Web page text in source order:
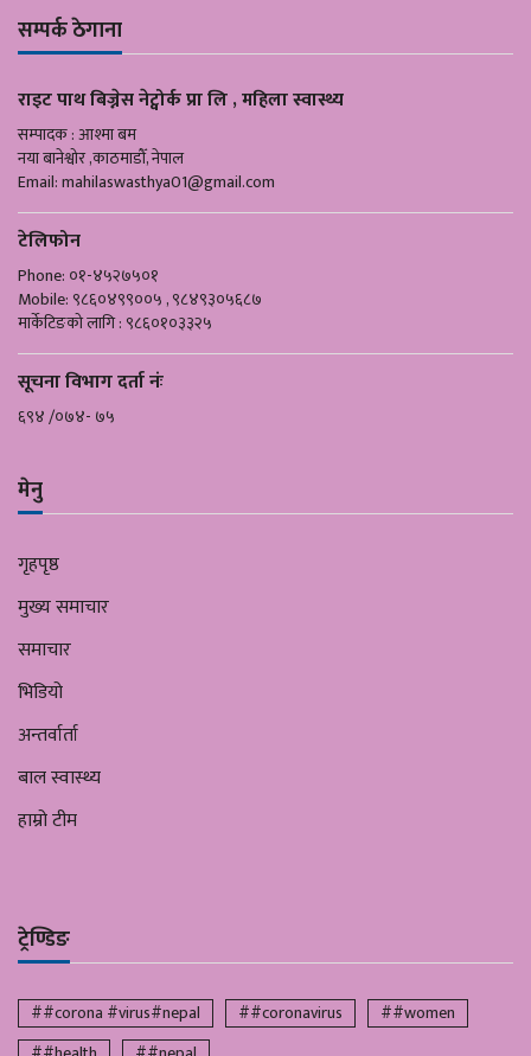
सम्पर्क ठेगाना
राइट पाथ बिज्नेस नेट्वोर्क प्रा लि , महिला स्वास्थ्य
सम्पादक : आश्मा बम
नया बानेश्वोर ,काठमाडौँ, नेपाल
Email:mahilaswasthya01@gmail.com
टेलिफोन
Phone: ०१-४५२७५०१
Mobile: ९८६०४९९००५ , ९८४९३०५६८७
मार्केटिङको लागि : ९८६०१०३३२५
सूचना विभाग दर्ता नंः
६९४ /०७४- ७५
मेनु
गृहपृष्ठ
मुख्य समाचार
समाचार
भिडियो
अन्तर्वार्ता
बाल स्वास्थ्य
हाम्रो टीम
ट्रेण्डिङ
##corona #virus#nepal ##coronavirus
##women